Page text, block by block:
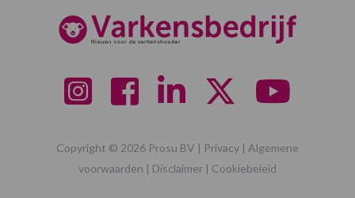
Copyright © 2026 Prosu BV | Privacy | Algemene
voorwaarden | Disclaimer | Cookiebeleid